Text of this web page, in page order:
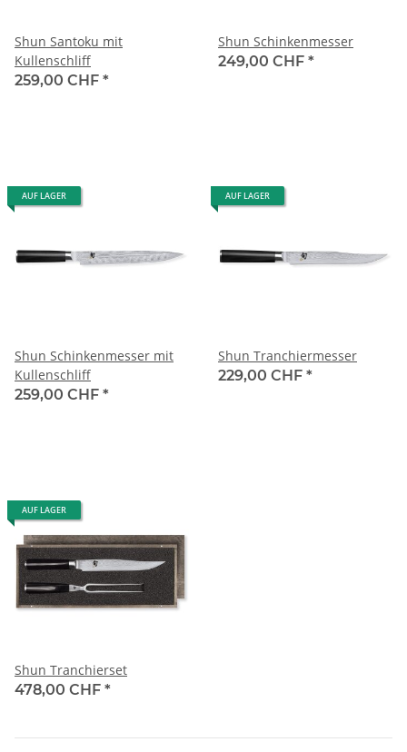
Shun Santoku mit
Kullenschliff
259,00 CHF *
Shun Schinkenmesser
249,00 CHF *
AUF LAGER
Shun Schinkenmesser mit
Kullenschliff
259,00 CHF *
AUF LAGER
Shun Tranchiermesser
229,00 CHF *
AUF LAGER
Shun Tranchierset
478,00 CHF *